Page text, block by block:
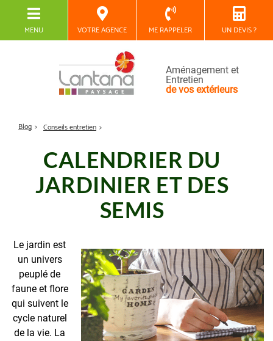
MENU VOTRE AGENCE ME RAPPELER UN DEVIS ?
Aménagement et
Entretien
de vos extérieurs
Blog Conseils entretien
CALENDRIER DU
JARDINIER ET DES
SEMIS
Le jardin est
un univers
peuplé de
faune et flore
qui suivent le
cycle naturel
de la vie. La